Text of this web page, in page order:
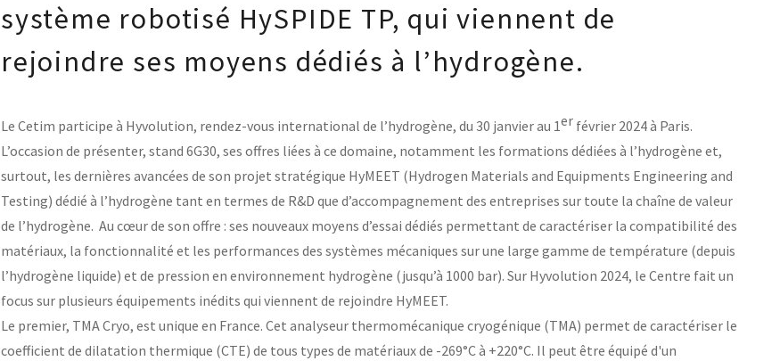
système robotisé HySPIDE TP, qui viennent de
rejoindre ses moyens dédiés à l’hydrogène.
Le Cetim participe à Hyvolution, rendez-vous international de l’hydrogène, du 30 janvier au 1er février 2024 à Paris.
L’occasion de présenter, stand 6G30, ses offres liées à ce domaine, notamment les formations dédiées à l’hydrogène et,
surtout, les dernières avancées de son projet stratégique HyMEET (Hydrogen Materials and Equipments Engineering and
Testing) dédié à l’hydrogène tant en termes de R&D que d’accompagnement des entreprises sur toute la chaîne de valeur
de l’hydrogène. Au cœur de son offre : ses nouveaux moyens d’essai dédiés permettant de caractériser la compatibilité des
matériaux, la fonctionnalité et les performances des systèmes mécaniques sur une large gamme de température (depuis
l’hydrogène liquide) et de pression en environnement hydrogène (jusqu’à 1000 bar). Sur Hyvolution 2024, le Centre fait un
focus sur plusieurs équipements inédits qui viennent de rejoindre HyMEET.
Le premier, TMA Cryo, est unique en France. Cet analyseur thermomécanique cryogénique (TMA) permet de caractériser le
coefficient de dilatation thermique (CTE) de tous types de matériaux de -269°C à +220°C. Il peut être équipé d'un